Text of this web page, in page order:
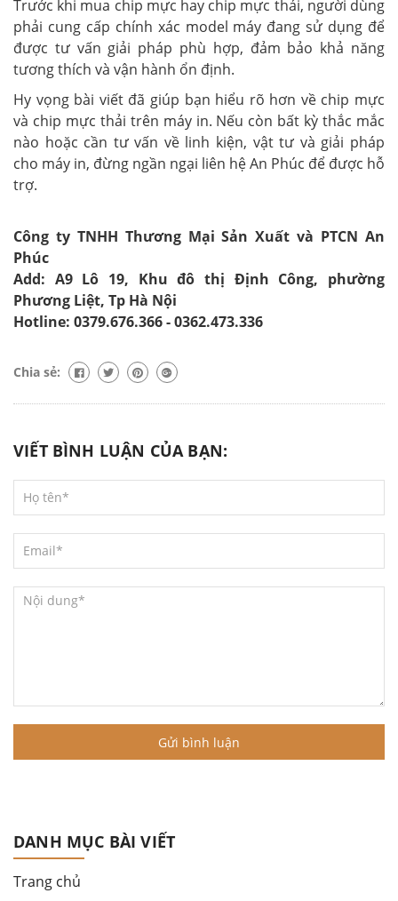
Trước khi mua chip mực hay chip mực thải, người dùng
phải cung cấp chính xác model máy đang sử dụng để
được tư vấn giải pháp phù hợp, đảm bảo khả năng
tương thích và vận hành ổn định.
Hy vọng bài viết đã giúp bạn hiểu rõ hơn về chip mực
và chip mực thải trên máy in. Nếu còn bất kỳ thắc mắc
nào hoặc cần tư vấn về linh kiện, vật tư và giải pháp
cho máy in, đừng ngần ngại liên hệ An Phúc để được hỗ
trợ.
Công ty TNHH Thương Mại Sản Xuất và PTCN An
Phúc
Add: A9 Lô 19, Khu đô thị Định Công, phường
Phương Liệt, Tp Hà Nội
Hotline: 0379.676.366 - 0362.473.336
Chia sẻ:
VIẾT BÌNH LUẬN CỦA BẠN:
Gửi bình luận
DANH MỤC BÀI VIẾT
Trang chủ